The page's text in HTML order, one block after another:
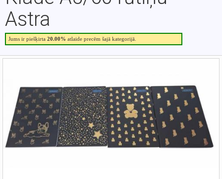
Astra
Jums ir piešķirta 20.00% atlaide precēm šajā kategorijā.